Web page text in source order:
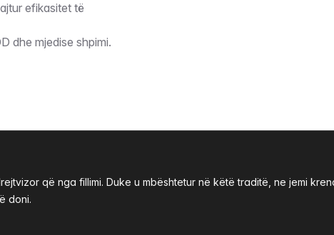
efikasitet të
dhe mjedise shpimi.
që nga fillimi. Duke u mbështetur në këtë traditë, ne jemi
doni.